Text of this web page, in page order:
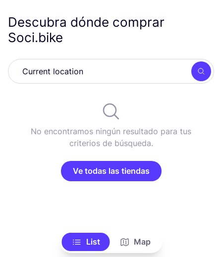
Descubra dónde comprar
Soci.bike
No encontramos ningún resultado para tus
criterios de búsqueda.
Ve todas las tiendas
List Map